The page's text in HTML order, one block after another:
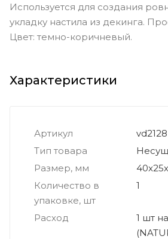
Используется для создания
укладку настила из декинга.
Цвет: темно-коричневый.
Характеристики
Артикул
vd2128
Тип товара
Размер, мм
Количество в
упаковке, шт
1
Расход
1 шт